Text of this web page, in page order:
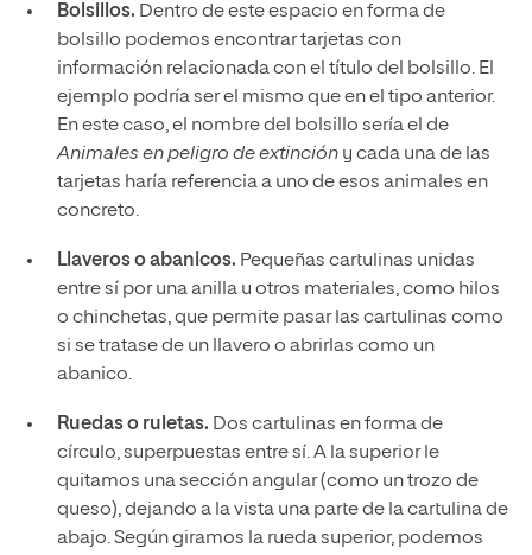
Bolsillos. Dentro de este espacio en forma de
bolsillo podemos encontrar tarjetas con
información relacionada con el título del bolsillo. El
ejemplo podría ser el mismo que en el tipo anterior.
En este caso, el nombre del bolsillo sería el de
Animales en peligro de extincióny cada una de las
tarjetas haría referencia a uno de esos animales en
concreto.
Llaveros o abanicos. Pequeñas cartulinas unidas
entre sí por una anilla u otros materiales, como hilos
o chinchetas, que permite pasar las cartulinas como
si se tratase de un llavero o abrirlas como un
abanico.
Ruedas o ruletas. Dos cartulinas en forma de
círculo, superpuestas entre sí. A la superior le
quitamos una sección angular (como un trozo de
queso), dejando a la vista una parte de la cartulina de
abajo. Según giramos la rueda superior, podemos